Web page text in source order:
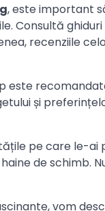
, este important
Consultă
recenziile
este
și
pe care le-ai
de schimb.
vom